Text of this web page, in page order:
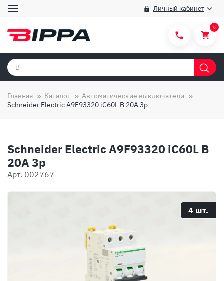
Личный кабинет
Категории товаров
Способы покупки
Вопросы и ответы
О компании
0
Главная Каталог
Автоматические выключатели
Schneider Electric A9F93320 iC60L B 20A 3p
Schneider Electric A9F93320 iC60L B
20A 3p
Арт. 002767
4 шт.